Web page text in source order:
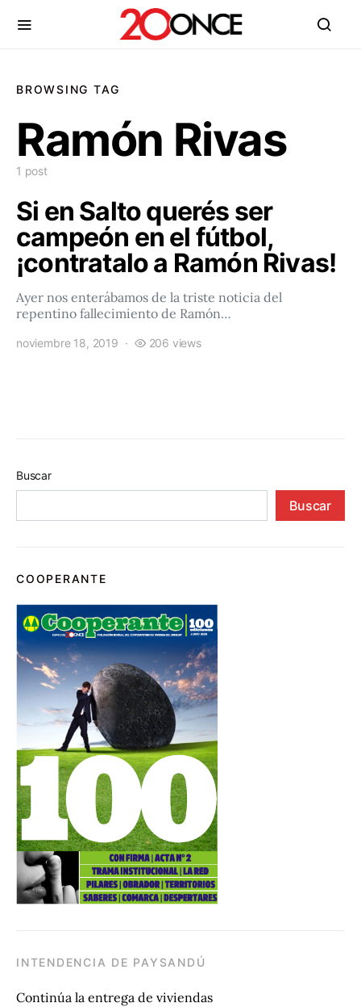
BROWSING TAG
Ramón Rivas
1 post
Si en Salto querés ser
campeón en el fútbol,
¡contratalo a Ramón Rivas!
Ayer nos enterábamos de la triste noticia del
repentino fallecimiento de Ramón…
noviembre 18, 2019 206 views
Buscar
Buscar
COOPERANTE
INTENDENCIA DE PAYSANDÚ
Continúa la entrega de viviendas